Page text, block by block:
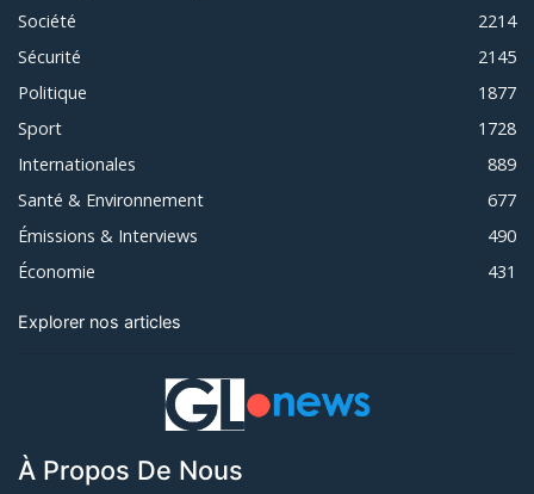
Société
2214
Sécurité
2145
Politique
1877
Sport
1728
Internationales
889
Santé & Environnement
677
Émissions & Interviews
490
Économie
431
Explorer nos articles
À Propos De Nous